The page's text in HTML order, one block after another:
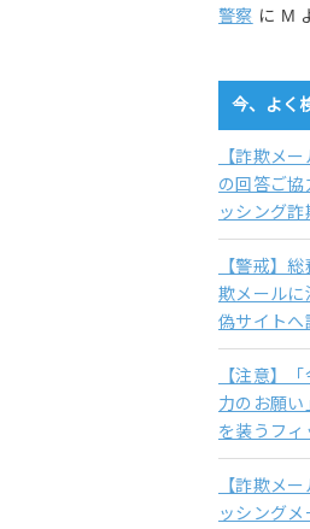
警察 に M
今、よく
【詐欺メ
の回答ご協
ッシング詐
【警戒】
欺メールに
偽サイトへ
【注意】
力のお願
を装うフィ
【詐欺メ
ッシング